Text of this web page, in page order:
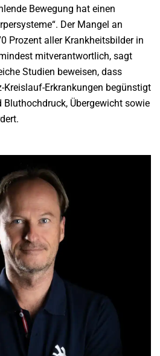
Bewegung hat einen
Der Mangel an
Prozent aller Krankheitsbilder in
mitverantwortlich, sagt
Studien beweisen, dass
Kreislauf-Erkrankungen begünstigt
Bluthochdruck, Übergewicht sowie